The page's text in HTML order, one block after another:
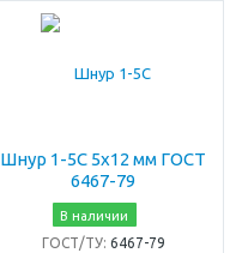
Шнур 1-5С 5х12 мм ГОСТ
6467-79
В наличии
ГОСТ/ТУ: 6467-79